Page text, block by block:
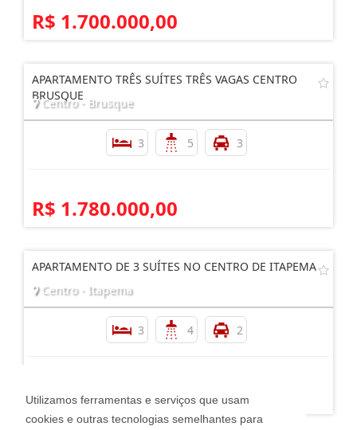
Utilizamos ferramentas e serviços que usam
cookies e outras tecnologias semelhantes para
R$ 1.700.000,00
APARTAMENTO TRÊS SUÍTES TRÊS VAGAS CENTRO
BRUSQUE
Centro - Brusque
3 5 3
R$ 1.780.000,00
APARTAMENTO DE 3 SUÍTES NO CENTRO DE ITAPEMA
Centro - Itapema
3 4 2
R$ 1.691.157,00